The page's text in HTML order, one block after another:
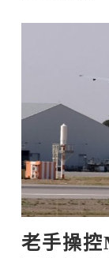
老手操